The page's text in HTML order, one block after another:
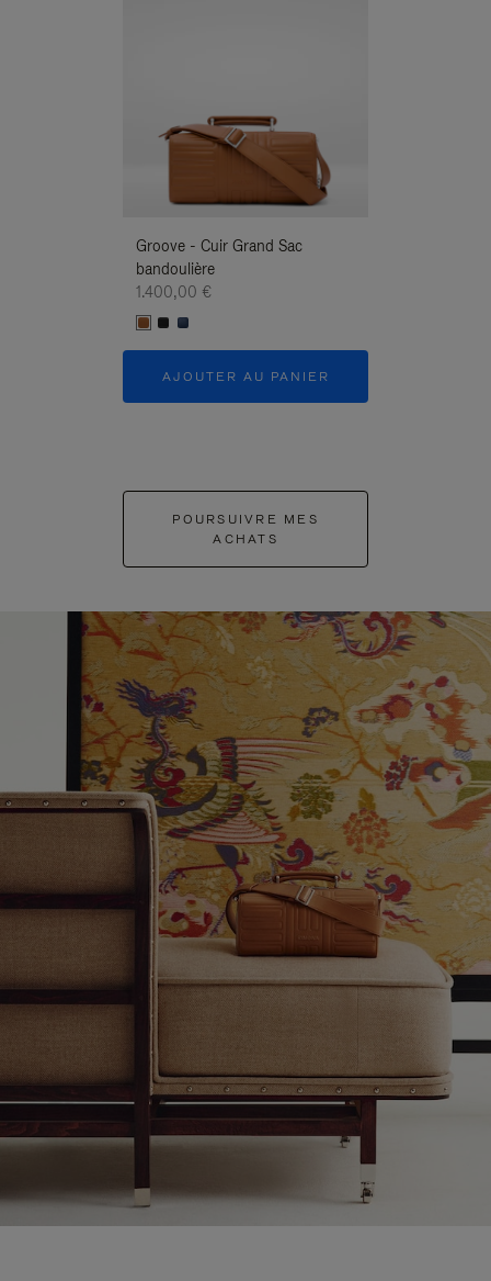
Groove - Cuir Grand Sac
bandoulière
1.400,00 €
AJOUTER AU PANIER
POURSUIVRE MES
ACHATS